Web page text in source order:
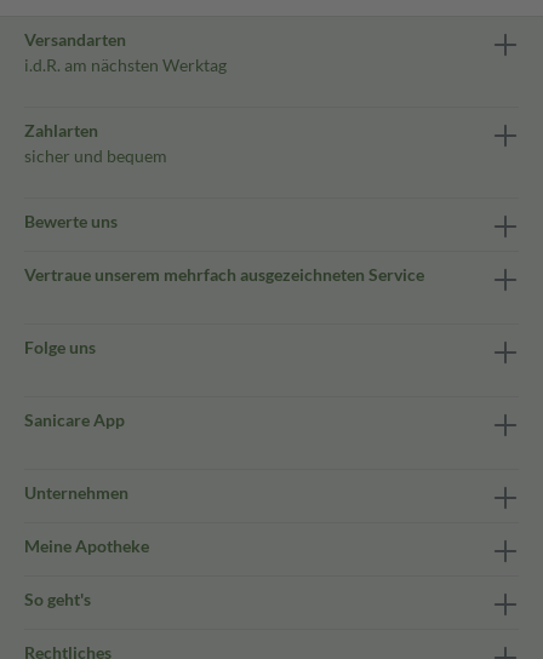
Versandarten
i.d.R. am nächsten Werktag
Zahlarten
sicher und bequem
Bewerte uns
Vertraue unserem mehrfach ausgezeichneten Service
Folge uns
Sanicare App
Unternehmen
Meine Apotheke
So geht's
Rechtliches